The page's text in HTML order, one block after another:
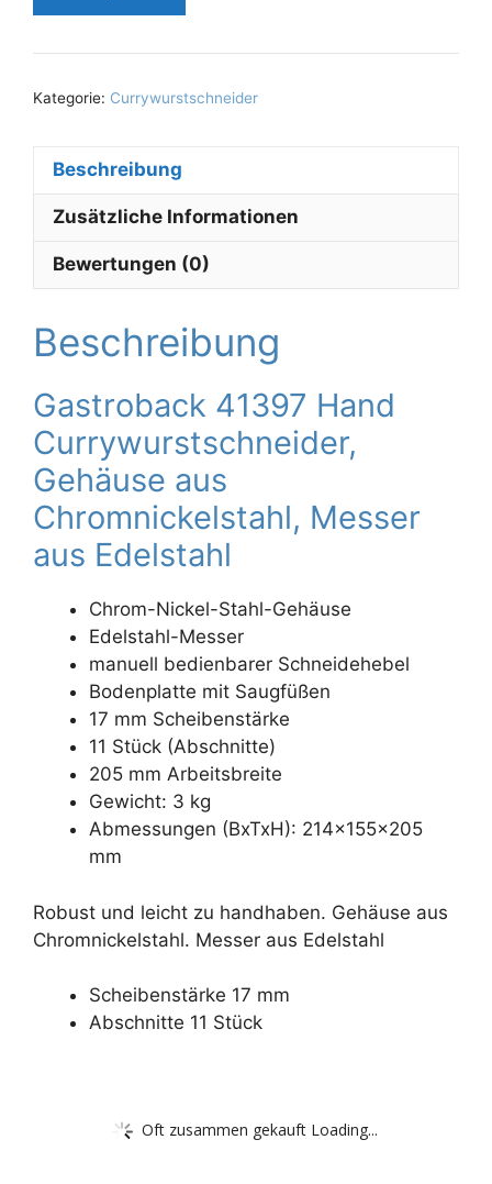
Kategorie: Currywurstschneider
Beschreibung
Zusätzliche Informationen
Bewertungen (0)
Beschreibung
Gastroback 41397 Hand
Currywurstschneider,
Gehäuse aus
Chromnickelstahl, Messer
aus Edelstahl
Chrom-Nickel-Stahl-Gehäuse
Edelstahl-Messer
manuell bedienbarer Schneidehebel
Bodenplatte mit Saugfüßen
17 mm Scheibenstärke
11 Stück (Abschnitte)
205 mm Arbeitsbreite
Gewicht: 3 kg
Abmessungen (BxTxH): 214x155x205
mm
Robust und leicht zu handhaben. Gehäuse aus
Chromnickelstahl. Messer aus Edelstahl
Scheibenstärke 17 mm
Abschnitte 11 Stück
Oft zusammen gekauft Loading...